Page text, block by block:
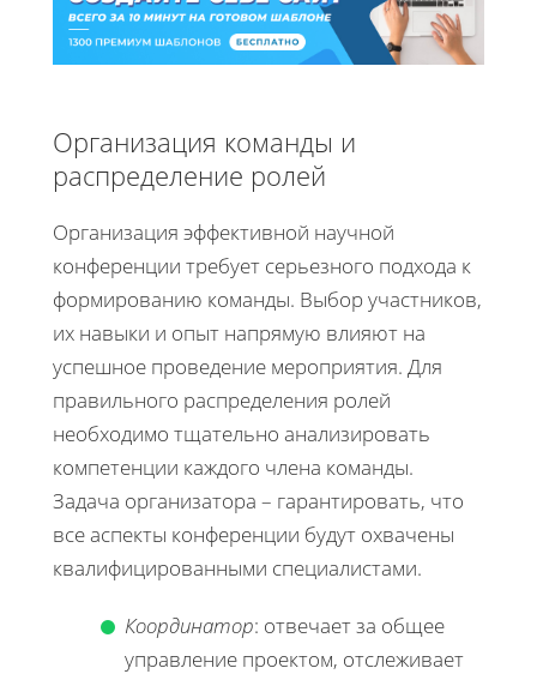
Организация команды и
распределение ролей
Организация эффективной научной
конференции требует серьезного подхода к
формированию команды. Выбор участников,
их навыки и опыт напрямую влияют на
успешное проведение мероприятия. Для
правильного распределения ролей
необходимо тщательно анализировать
компетенции каждого члена команды.
Задача организатора – гарантировать, что
все аспекты конференции будут охвачены
квалифицированными специалистами.
Координатор: отвечает за общее
управление проектом, отслеживает